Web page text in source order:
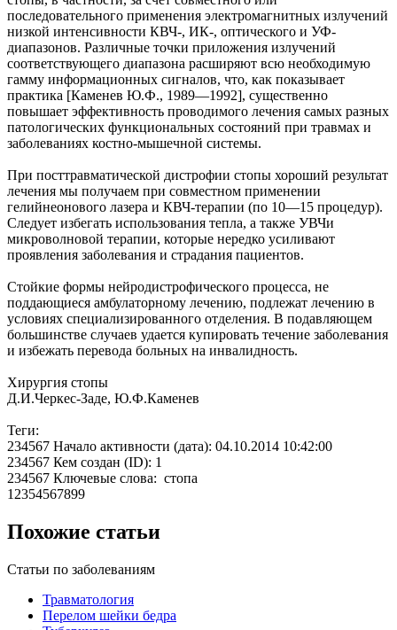
последовательного применения электромагнитных излучений
низкой интенсивности КВЧ-, ИК-, оптического и УФ-
диапазонов. Различные точки приложения излучений
соответствующего диапазона расширяют всю необходимую
гамму информационных сигналов, что, как показывает
практика [Каменев Ю.Ф., 1989—1992], существенно
повышает эффективность проводимого лечения самых разных
патологических функциональных состояний при травмах и
заболеваниях костно-мышечной системы.
При посттравматической дистрофии стопы хороший результат
лечения мы получаем при совместном применении
гелийнеонового лазера и КВЧ-терапии (по 10—15 процедур).
Следует избегать использования тепла, а также УВЧи
микроволновой терапии, которые нередко усиливают
проявления заболевания и страдания пациентов.
Стойкие формы нейродистрофического процесса, не
поддающиеся амбулаторному лечению, подлежат лечению в
условиях специализированного отделения. В подавляющем
большинстве случаев удается купировать течение заболевания
и избежать перевода больных на инвалидность.
Хирургия стопы
Д.И.Черкес-Заде, Ю.Ф.Каменев
Теги:
234567 Начало активности (дата): 04.10.2014 10:42:00
234567 Кем создан (ID): 1
234567 Ключевые слова: стопа
12354567899
Похожие статьи
Статьи по заболеваниям
Травматология
Перелом шейки бедра